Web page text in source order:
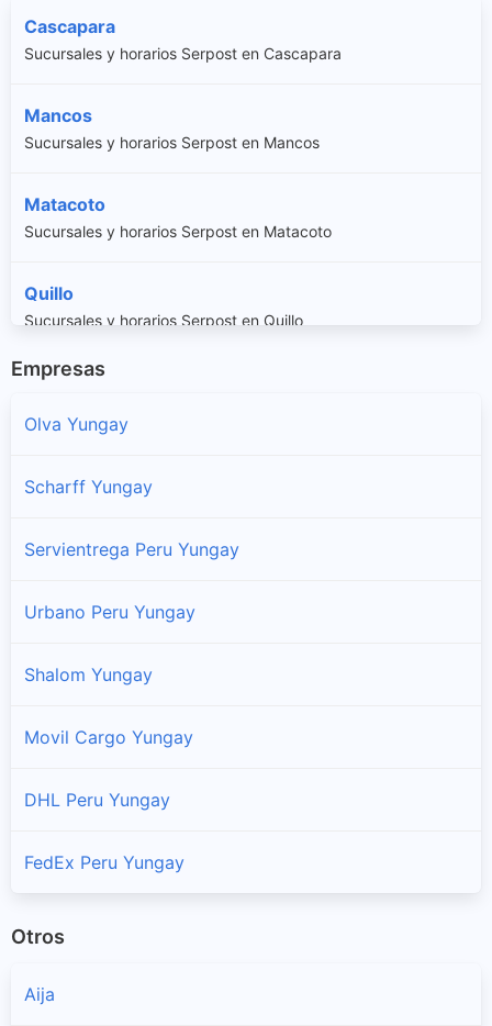
Cascapara
Sucursales y horarios Serpost en Cascapara
Mancos
Sucursales y horarios Serpost en Mancos
Matacoto
Sucursales y horarios Serpost en Matacoto
Quillo
Sucursales y horarios Serpost en Quillo
Ranrahirca
Sucursales y horarios Serpost en Shupluy
Yanama
Sucursales y horarios Serpost en Yungay
Empresas
Olva Yungay
Scharff Yungay
Servientrega Peru Yungay
Urbano Peru Yungay
Shalom Yungay
Movil Cargo Yungay
DHL Peru Yungay
FedEx Peru Yungay
Otros
Aija